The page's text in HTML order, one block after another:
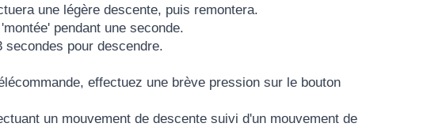
une légère descente, puis remontera.
pendant une seconde.
secondes pour descendre.
effectuez une brève pression sur le bouton
un mouvement de descente suivi d'un mouvement de